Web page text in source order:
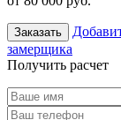
Заказать
замерщика
Получить расчет